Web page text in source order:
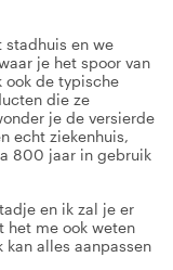
stadhuis en we
je het spoor van
ook de typische
die ze
je de versierde
echt ziekenhuis,
800 jaar in gebruik
en ik zal je er
het me ook weten
alles aanpassen